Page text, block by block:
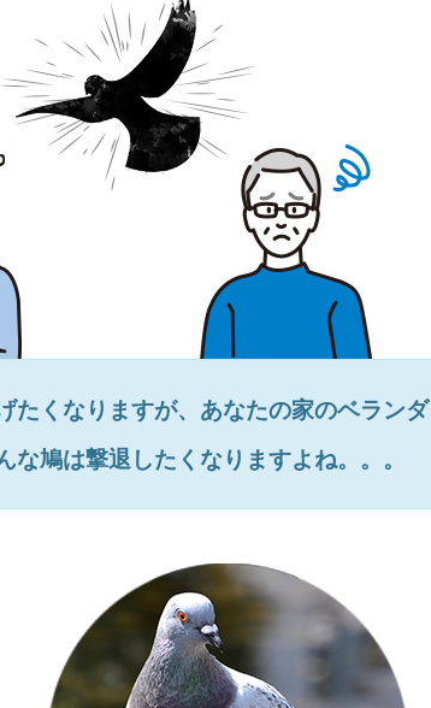
たくなりますが、あなたの家のベランダ
鳩は撃退したくなりますよね。。。